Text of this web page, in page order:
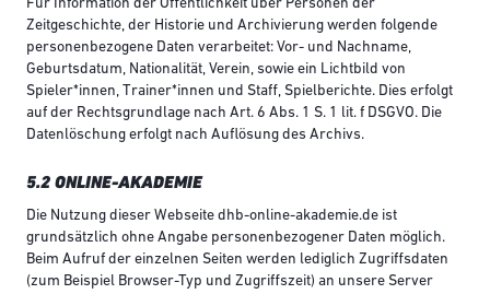
Für Information der Öffentlichkeit über Personen der
Zeitgeschichte, der Historie und Archivierung werden folgende
personenbezogene Daten verarbeitet: Vor- und Nachname,
Geburtsdatum, Nationalität, Verein, sowie ein Lichtbild von
Spieler*innen, Trainer*innen und Staff, Spielberichte. Dies erfolgt
auf der Rechtsgrundlage nach Art. 6 Abs. 1 S. 1 lit. f DSGVO. Die
Datenlöschung erfolgt nach Auflösung des Archivs.
5.2 ONLINE-AKADEMIE
Die Nutzung dieser Webseite dhb-online-akademie.de ist
grundsätzlich ohne Angabe personenbezogener Daten möglich.
Beim Aufruf der einzelnen Seiten werden lediglich Zugriffsdaten
(zum Beispiel Browser-Typ und Zugriffszeit) an unsere Server